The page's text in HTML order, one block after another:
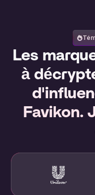
Les
à
Favikon.